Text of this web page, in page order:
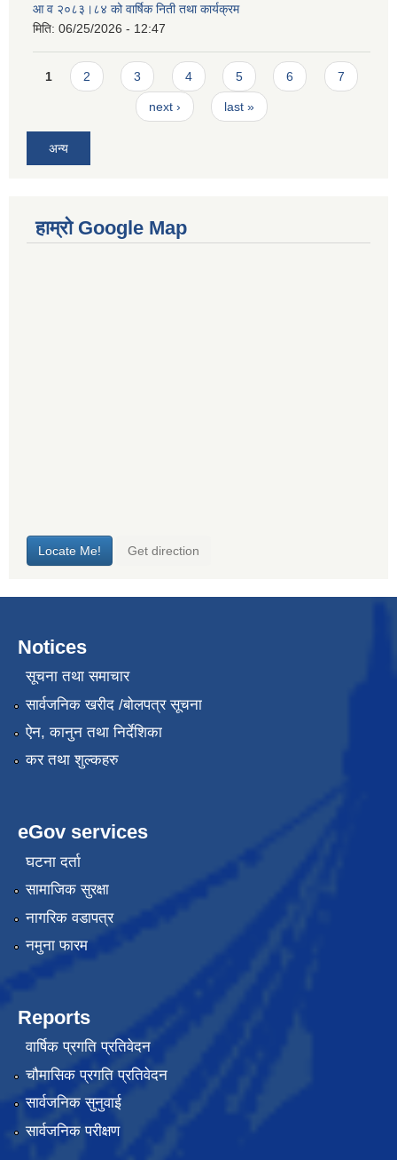
आ व २०८३।८४ को वार्षिक निती तथा कार्यक्रम
मिति: 06/25/2026 - 12:47
Pages
1 2 3 4 5 6 7
next › last »
अन्य
हाम्रो Google Map
Notices
सूचना तथा समाचार
सार्वजनिक खरीद /बोलपत्र सूचना
ऐन, कानुन तथा निर्देशिका
कर तथा शुल्कहरु
eGov services
घटना दर्ता
सामाजिक सुरक्षा
नागरिक वडापत्र
नमुना फारम
Reports
वार्षिक प्रगति प्रतिवेदन
चौमासिक प्रगति प्रतिवेदन
सार्वजनिक सुनुवाई
सार्वजनिक परीक्षण